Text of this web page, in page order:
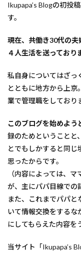
Ikupapa’s Blogの初投
す。
現在、共働き30代の
４人生活を送っており
私自身についてはざっ
とともに地方から上
業で管理職をしており
このブログを始めよう
録のためということと
とでもしかすると同じ
思ったからです。
（内容によっては、
が、主にパパ目線での
また、これまでパパと
いて情報交換をするな
にしてもらえた内容を
当サイト「Ikupapa’s